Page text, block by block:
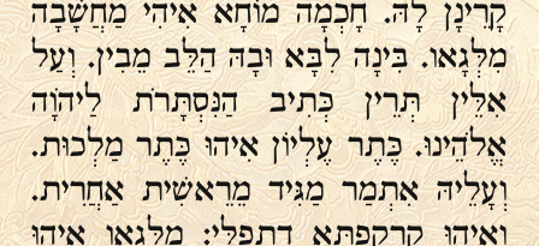
קָרֵינָן לָהּ. חָכְמָה מוֹחָא אִיהִי מַחֲשָׁבָה
מִלְּגָאו. בִּינָה לִבָּא וּבָהּ הַלֵּב מֵבִין. וְעַל
אִלֵּין תְּרֵין כְּתִיב הַנִּסְתָּרֹת לַיהֹוָה
אֱלֹהֵינוּ. כֶּתֶר עֶלְיוֹן אִיהוּ כֶּתֶר מַלְכוּת.
וְעָלֵיהּ אִתְמַר מַגִּיד מֵרֵאשִׁית אַחֲרִית.
וְאִיהוּ קַרְקַפְתָּא דִתְפִלֵּי: מִלְּגָאו אִיהוּ